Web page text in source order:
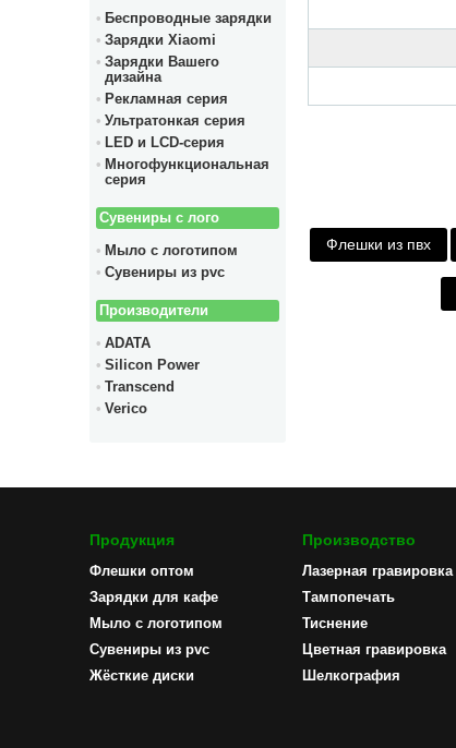
Беспроводные зарядки
Зарядки Xiaomi
Зарядки Вашего
дизайна
Рекламная серия
Ультратонкая серия
LED и LCD-серия
Многофункциональная
серия
Сувениры с лого
Мыло с логотипом
Сувениры из pvc
Производители
ADATA
Silicon Power
Transcend
Verico
Флешки из пвх
Продукция
Флешки оптом
Зарядки для кафе
Мыло с логотипом
Сувениры из pvc
Жёсткие диски
Производство
Лазерная гравировка
Тампопечать
Тиснение
Цветная гравировка
Шелкография